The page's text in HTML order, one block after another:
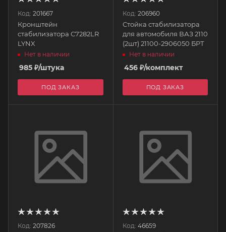
Код: 201667
Кронштейн
стабилизатора C7282LR
LYNX
Нет в наличии
985 ₽/штука
ПОД ЗАКАЗ
Код: 206960
Стойка стабилизатора
для автомобиля ВАЗ 2110
(2шт) 21100-2906050 БРТ
Нет в наличии
456₽/комплект
ПОД ЗАКАЗ
Код: 207826 Код: 46659